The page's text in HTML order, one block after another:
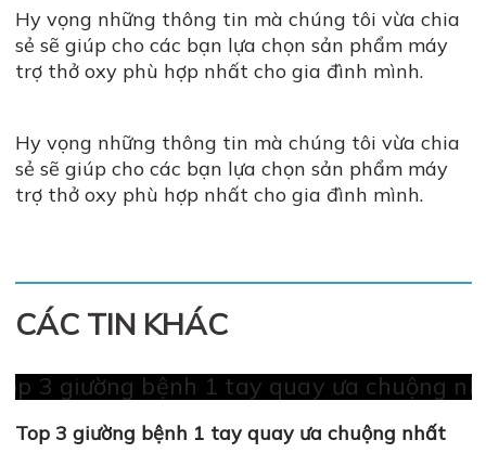
Hy vọng những thông tin mà chúng tôi vừa chia
sẻ sẽ giúp cho các bạn lựa chọn sản phẩm máy
trợ thở oxy phù hợp nhất cho gia đình mình.
Hy vọng những thông tin mà chúng tôi vừa chia
sẻ sẽ giúp cho các bạn lựa chọn sản phẩm máy
trợ thở oxy phù hợp nhất cho gia đình mình.
CÁC TIN KHÁC
Top 3 giường bệnh 1 tay quay ưa chuộng nhất